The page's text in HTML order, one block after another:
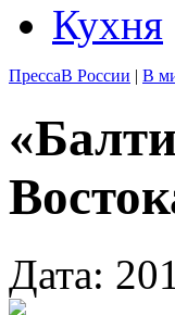
Кухня
ПрессаВ России | В
Дата: